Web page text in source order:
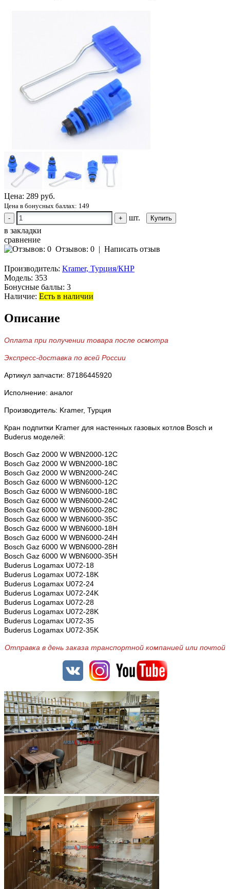
Цена: 289 руб.
Цена в бонусных баллах: 149
-
+
шт.
в закладки
сравнение
Отзывов: 0 | Написать отзыв
Производитель: Kramer, Турция/КНР
Модель: 353
Бонусные баллы: 3
Наличие: Есть в наличии
Описание
Оплата при получении товара после осмотра
Экспресс-доставка по всей России
Артикул запчасти: 87186445920
Исполнение: аналог
Производитель: Kramer, Турция
Кран подпитки Kramer для настенных газовых котлов Bosch и
Buderus моделей:
Bosch Gaz 2000 W WBN2000-12C
Bosch Gaz 2000 W WBN2000-18C
Bosch Gaz 2000 W WBN2000-24C
Bosch Gaz 6000 W WBN6000-12C
Bosch Gaz 6000 W WBN6000-18C
Bosch Gaz 6000 W WBN6000-24C
Bosch Gaz 6000 W WBN6000-28C
Bosch Gaz 6000 W WBN6000-35C
Bosch Gaz 6000 W WBN6000-18H
Bosch Gaz 6000 W WBN6000-24H
Bosch Gaz 6000 W WBN6000-28H
Bosch Gaz 6000 W WBN6000-35H
Buderus Logamax U072-18
Buderus Logamax U072-18K
Buderus Logamax U072-24
Buderus Logamax U072-24K
Buderus Logamax U072-28
Buderus Logamax U072-28K
Buderus Logamax U072-35
Buderus Logamax U072-35K
Отправка в день заказа транспортной компанией или почтой